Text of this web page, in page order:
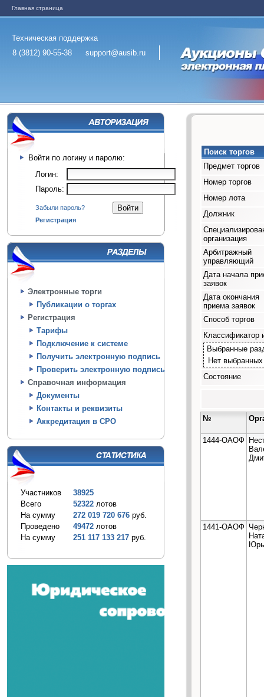
Главная страница
Техническая поддержка
8 (3812) 90-55-38
support@ausib.ru
Войти по логину и паролю:
Логин:
Пароль:
Забыли пароль?
Регистрация
Электронные торги
Публикации о торгах
Регистрация
Тарифы
Подключение к системе
Получить электронную подпись
Проверить электронную подпись
Справочная информация
Документы
Контакты и реквизиты
Аккредитация в СРО
Участников
38925
Всего
52322 лотов
На сумму
272 019 720 676 руб.
Проведено
49472 лотов
На сумму
251 117 133 217 руб.
Поиск торгов
Предмет торгов
Номер торгов
Номер лота
Должник
организация
Арбитражный
управляющий
Дата начала
заявок
Дата окончания
приема заявок
Способ торгов
Классификатор
Выбранные
Нет
Состояние
№
1444-ОАОФ
1441-ОАОФ